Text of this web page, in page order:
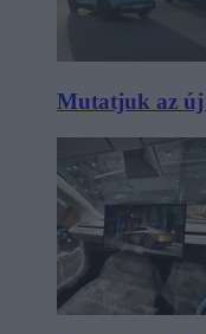
Mutatjuk az új